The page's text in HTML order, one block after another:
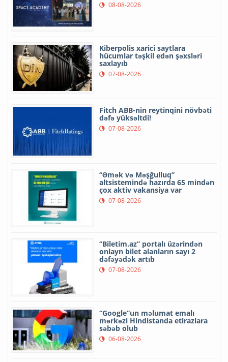
08-08-2026
Kiberpolis xarici saytlara
hücumlar təşkil edən şəxsləri
saxlayıb
07-08-2026
Fitch ABB-nin reytinqini növbəti
dəfə yüksəltdi!
07-08-2026
“Əmək və Məşğulluq”
altsistemində hazırda 65 mindən
çox aktiv vakansiya var
07-08-2026
“Biletim.az” portalı üzərindən
onlayn bilet alanların sayı 2
dəfəyədək artıb
07-08-2026
“Google”un məlumat emalı
mərkəzi Hindistanda etirazlara
səbəb olub
06-08-2026